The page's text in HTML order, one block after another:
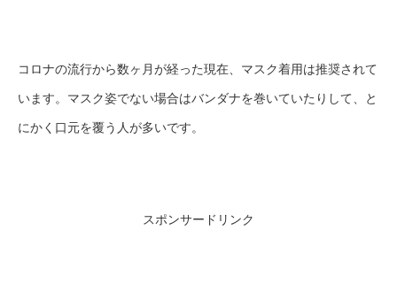
コロナの流行から数ヶ月が経った現在、マスク着用は推奨されて
います。マスク姿でない場合はバンダナを巻いていたりして、と
にかく口元を覆う人が多いです。
スポンサードリンク